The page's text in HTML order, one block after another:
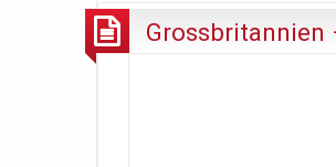
Grossbritannien